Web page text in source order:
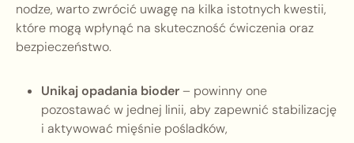
nodze, warto zwrócić uwagę na kilka istotnych kwestii,
które mogą wpłynąć na skuteczność ćwiczenia oraz
bezpieczeństwo.
Unikaj opadania bioder– powinny one
pozostawać w jednej linii, aby zapewnić stabilizację
i aktywować mięśnie pośladków,